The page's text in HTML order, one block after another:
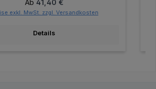
Regulärer Preis:
Ab 41,40 €
exkl. MwSt. zzgl. Versandkosten
Details